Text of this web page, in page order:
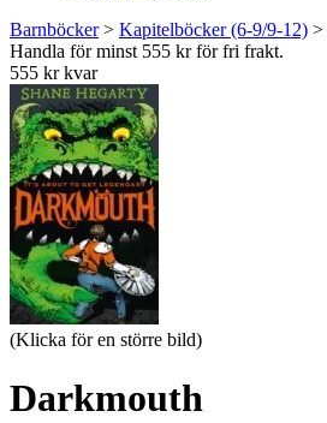
Barnböcker> Kapitelböcker (6-9/9-12) >
Handla för minst 555 kr för fri frakt.
555 kr kvar
(Klicka för en större bild)
Darkmouth